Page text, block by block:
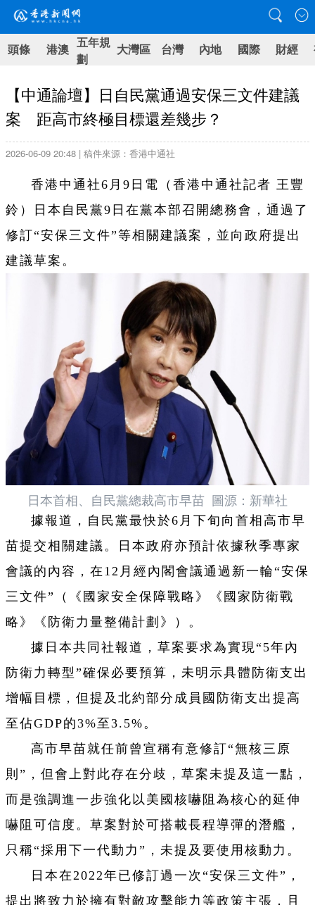
頭條 港澳 五年規
劃
大灣區 台灣 內地 國際 財經
【中通論壇】日自民黨通過安保三文件建議
案 距高市終極目標還差幾步？
2026-06-09 20:48 | 稿件來源：香港中通社
香港中通社6月9日電（香港中通社記者 王豐
鈴）日本自民黨9日在黨本部召開總務會，通過了
修訂“安保三文件”等相關建議案，並向政府提出
建議草案。
日本首相、自民黨總裁高市早苗 圖源：新華社
據報道，自民黨最快於6月下旬向首相高市早
苗提交相關建議。日本政府亦預計依據秋季專家
會議的內容，在12月經內閣會議通過新一輪“安保
三文件”（《國家安全保障戰略》《國家防衛戰
略》《防衛力量整備計劃》）。
據日本共同社報道，草案要求為實現“5年內
防衛力轉型”確保必要預算，未明示具體防衛支出
增幅目標，但提及北約部分成員國防衛支出提高
至佔GDP的3%至3.5%。
高市早苗就任前曾宣稱有意修訂“無核三原
則”，但會上對此存在分歧，草案未提及這一點，
而是強調進一步強化以美國核嚇阻為核心的延伸
嚇阻可信度。草案對於可搭載長程導彈的潛艦，
只稱“採用下一代動力”，未提及要使用核動力。
日本在2022年已修訂過一次“安保三文件”，
提出將致力於擁有對敵攻擊能力等政策主張，且